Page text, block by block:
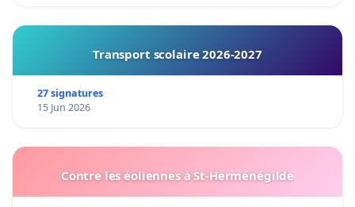
Transport scolaire 2026-2027
27 signatures
15 Jun 2026
Contre les éoliennes à St-Herménégilde